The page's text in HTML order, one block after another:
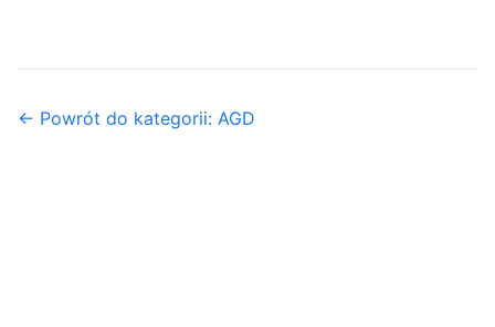
← Powrót do kategorii: AGD